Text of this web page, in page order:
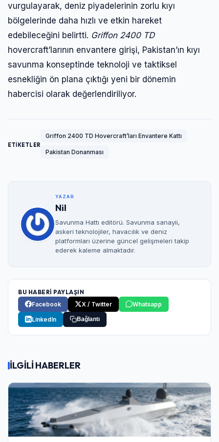
vurgulayarak, deniz piyadelerinin zorlu kıyı
bölgelerinde daha hızlı ve etkin hareket
edebileceğini belirtti. Griffon 2400 TD
hovercraft’larının envantere girişi, Pakistan’ın kıyı
savunma konseptinde teknoloji ve taktiksel
esnekliğin ön plana çıktığı yeni bir dönemin
habercisi olarak değerlendiriliyor.
ETİKETLER
Griffon 2400 TD Hovercraft’ları Envantere Kattı
Pakistan Donanması
YAZAR
Nil
Savunma Hattı editörü. Savunma sanayii,
askeri teknolojiler, havacılık ve deniz
platformları üzerine güncel gelişmeleri takip
ederek kaleme almaktadır.
BU HABERİ PAYLAŞIN
Facebook
X / Twitter Whatsapp
LinkedIn Bağlantı
İLGİLİ HABERLER